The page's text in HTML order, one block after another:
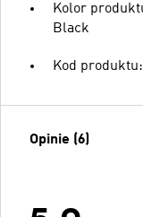
Kolor
Black
Kod
Opinie (6)